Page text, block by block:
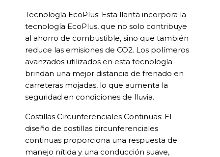
Tecnología EcoPlus: Esta llanta incorpora la
tecnología EcoPlus, que no solo contribuye
al ahorro de combustible, sino que también
reduce las emisiones de CO2. Los polímeros
avanzados utilizados en esta tecnología
brindan una mejor distancia de frenado en
carreteras mojadas, lo que aumenta la
seguridad en condiciones de lluvia.
Costillas Circunferenciales Continuas: El
diseño de costillas circunferenciales
continuas proporciona una respuesta de
manejo nítida y una conducción suave,